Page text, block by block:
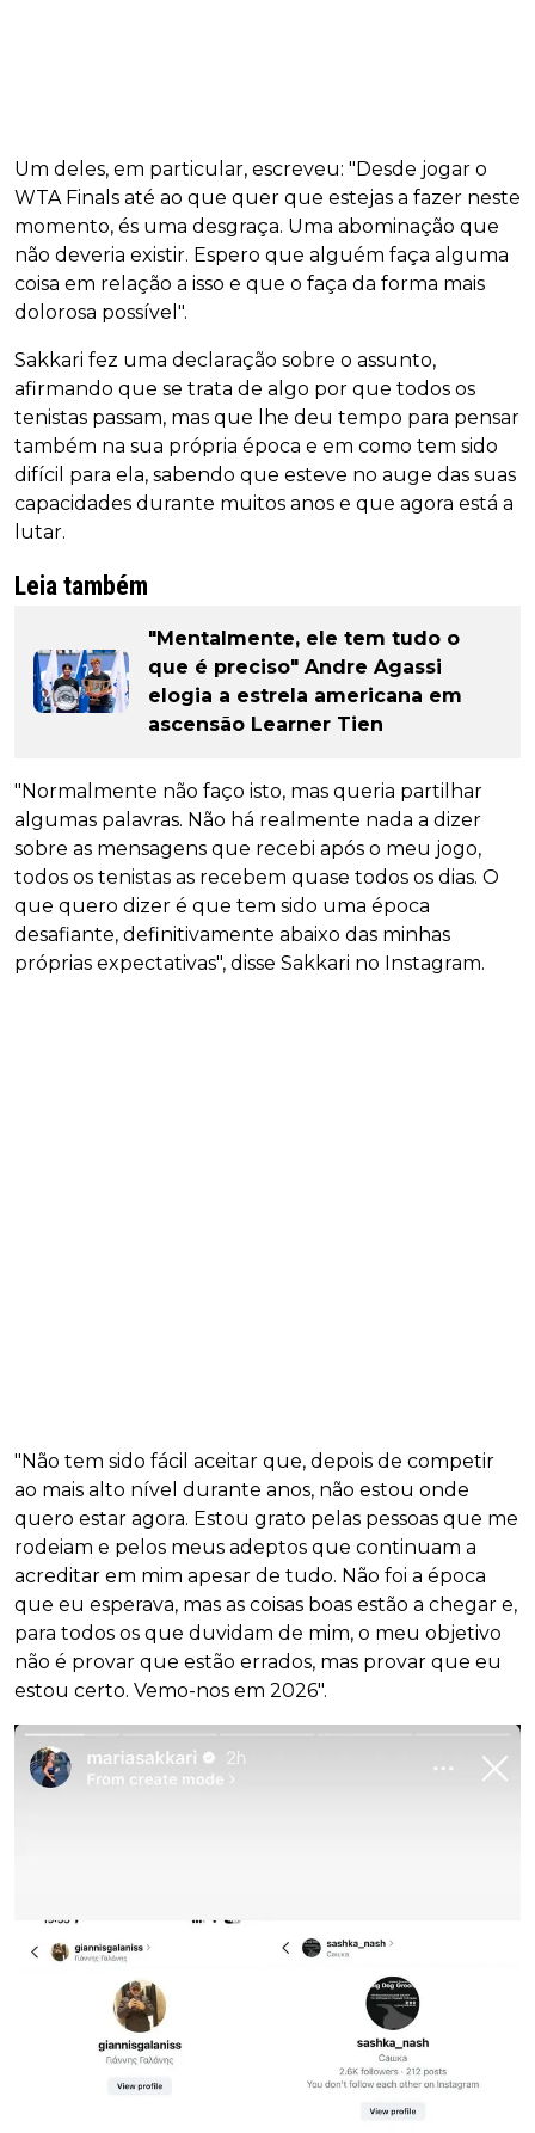
Um deles, em particular, escreveu: "Desde jogar o
WTA Finals até ao que quer que estejas a fazer neste
momento, és uma desgraça. Uma abominação que
não deveria existir. Espero que alguém faça alguma
coisa em relação a isso e que o faça da forma mais
dolorosa possível".
Sakkari fez uma declaração sobre o assunto,
afirmando que se trata de algo por que todos os
tenistas passam, mas que lhe deu tempo para pensar
também na sua própria época e em como tem sido
difícil para ela, sabendo que esteve no auge das suas
capacidades durante muitos anos e que agora está a
lutar.
Leia também
"Mentalmente, ele tem tudo o
que é preciso" Andre Agassi
elogia a estrela americana em
ascensão Learner Tien
"Normalmente não faço isto, mas queria partilhar
algumas palavras. Não há realmente nada a dizer
sobre as mensagens que recebi após o meu jogo,
todos os tenistas as recebem quase todos os dias. O
que quero dizer é que tem sido uma época
desafiante, definitivamente abaixo das minhas
próprias expectativas", disse Sakkari no Instagram.
"Não tem sido fácil aceitar que, depois de competir
ao mais alto nível durante anos, não estou onde
quero estar agora. Estou grato pelas pessoas que me
rodeiam e pelos meus adeptos que continuam a
acreditar em mim apesar de tudo. Não foi a época
que eu esperava, mas as coisas boas estão a chegar e,
para todos os que duvidam de mim, o meu objetivo
não é provar que estão errados, mas provar que eu
estou certo. Vemo-nos em 2026".